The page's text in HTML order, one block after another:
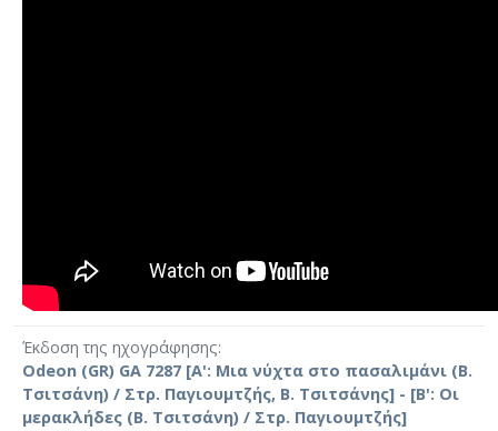
Έκδοση της ηχογράφησης
Odeon (GR) GA 7287 [Α': Μια νύχτα στο πασαλιμάνι (Β.
Τσιτσάνη) / Στρ. Παγιουμτζής, Β. Τσιτσάνης] - [Β': Οι
μερακλήδες (Β. Τσιτσάνη) / Στρ. Παγιουμτζής]